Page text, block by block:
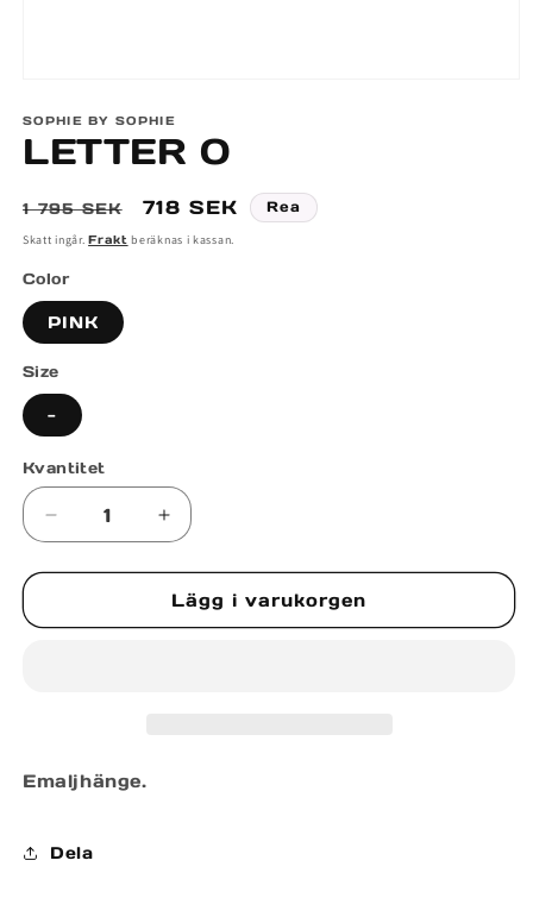
1
modalfönster
SOPHIE BY SOPHIE
LETTER O
Ordinarie
pris
1 795 SEK Försäljningspris
718 SEK Rea
Skatt ingår.Frakt beräknas i kassan.
Color
PINK
Size
-
Kvantitet
Minska
för
O
Öka
för
LETTER
O
Lägg i varukorgen
Emaljhänge.
Dela